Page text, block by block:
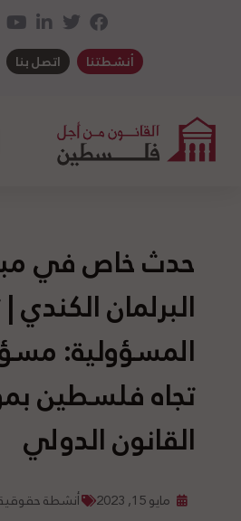
أنشطتنا اتصل بنا
حدث خاص في
البرلمان
المسؤولية:
تجاه فلسطين
القانون الدولي
مايو 15, 2023 أنشطة